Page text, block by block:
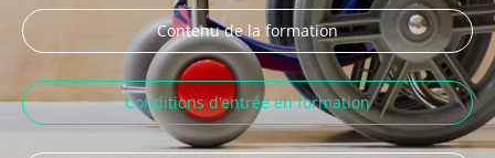
Contenu de la formation
Conditions d'entrée en formation